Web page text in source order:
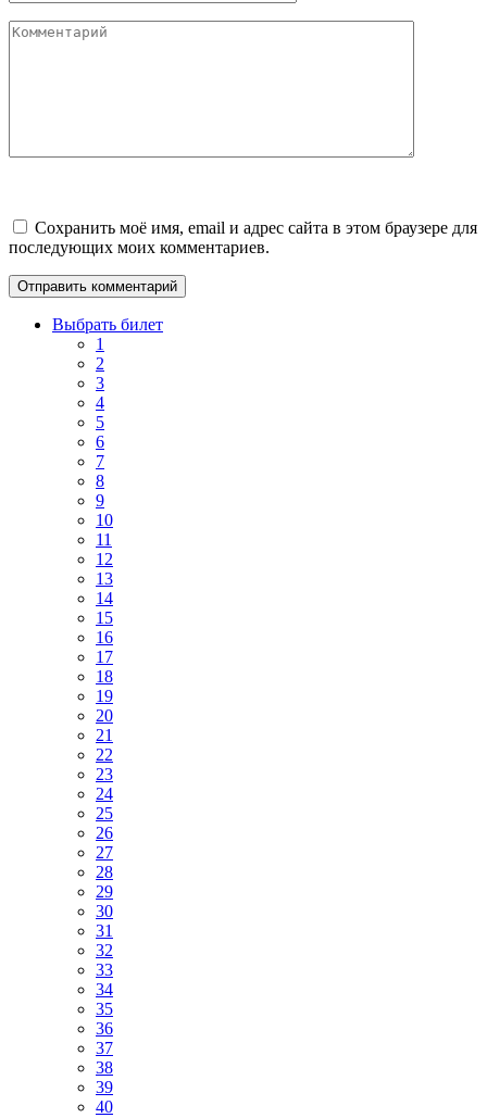
Комментарий
Сохранить моё имя, email и адрес сайта в этом браузере для
последующих моих комментариев.
Выбрать билет
1
2
3
4
5
6
7
8
9
10
11
12
13
14
15
16
17
18
19
20
21
22
23
24
25
26
27
28
29
30
31
32
33
34
35
36
37
38
39
40